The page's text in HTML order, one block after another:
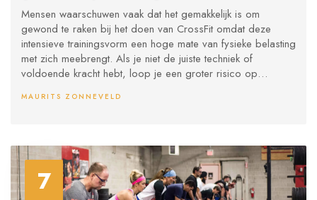
het doen van CrossFit?
Mensen waarschuwen vaak dat het gemakkelijk is om
gewond te raken bij het doen van CrossFit omdat deze
intensieve trainingsvorm een hoge mate van fysieke belasting
met zich meebrengt. Als je niet de juiste techniek of
voldoende kracht hebt, loop je een groter risico op
een competitieve sfeer, wat kan leiden tot overmatig pushen
gekwalificeerde trainer te trainen en naar je lichaam te
luisteren. Kortom, CrossFit kan zeer effectief zijn, maar
veiligheid moet altijd voorop staan.
MAURITS ZONNEVELD
7